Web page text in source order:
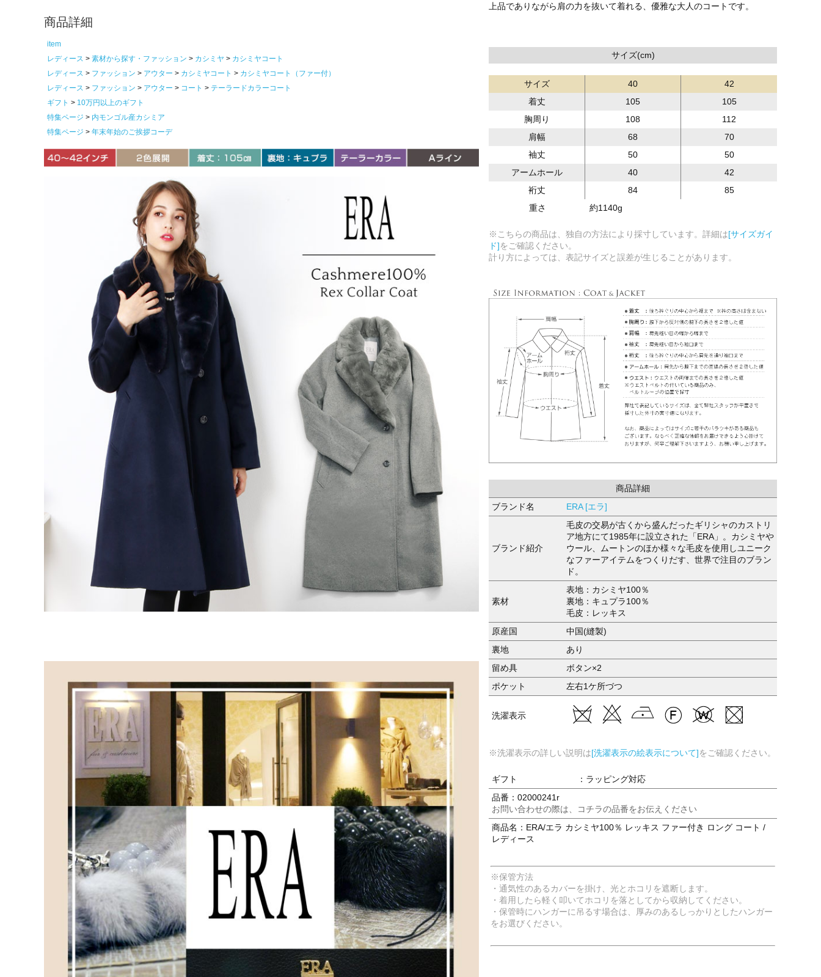
商品詳細
item
レディース
素材から探す・ファッション カシミヤ
カシミヤコート
レディース
ファッション アウター カシミヤコート
カシミヤコート（ファー付）
レディース
ファッション アウター コート
テーラードカラーコート
ギフト
10万円以上のギフト
特集ページ
内モンゴル産カシミア
特集ページ
年末年始のご挨拶コーデ
上品でありながら肩の力を抜いて着れる、優雅な大人のコートです。
サイズ(cm)
サイズ 40
42
着丈
105
105
胸周り
108
112
肩幅
68
70
袖丈
50
50
アームホール
40
42
裄丈
84
85
重さ
約1140g
※こちらの商品は、独自の方法により採寸しています。詳細は[サイズガイ
ド]をご確認ください。
計り方によっては、表記サイズと誤差が生じることがあります。
商品詳細
ブランド名
ERA [エラ]
ブランド紹介
毛皮の交易が古くから盛んだったギリシャのカストリ
ア地方にて1985年に設立された「ERA」。カシミヤや
ウール、ムートンのほか様々な毛皮を使用しユニーク
なファーアイテムをつくりだす、世界で注目のブラン
ド。
素材
表地：カシミヤ100％
裏地：キュプラ100％
毛皮：レッキス
原産国
中国(縫製)
裏地
あり
留め具
ボタン×2
ポケット
左右1ケ所づつ
洗濯表示
※洗濯表示の詳しい説明は[洗濯表示の絵表示について]をご確認ください。
ギフト
：ラッピング対応
品番：02000241r
お問い合わせの際は、コチラの品番をお伝えください
商品名：ERA/エラ カシミヤ100％ レッキス ファー付き ロング コート /
レディース
※保管方法
・通気性のあるカバーを掛け、光とホコリを遮断します。
・着用したら軽く叩いてホコリを落としてから収納してください。
・保管時にハンガーに吊るす場合は、厚みのあるしっかりとしたハンガー
をお選びください。